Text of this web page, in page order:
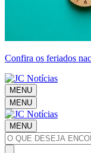
Confira os feriados
MENU
MENU
MENU